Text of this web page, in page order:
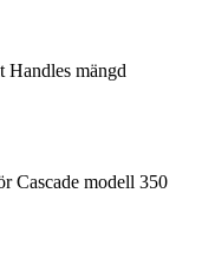
Handles mängd
Cascade modell 350